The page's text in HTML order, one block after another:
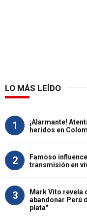
LO MÁS LEÍDO
1
¡Alarmante!
heridos en
2
Famoso
transmisión en
3
Mark Vito revela
abandonar Perú
plata"